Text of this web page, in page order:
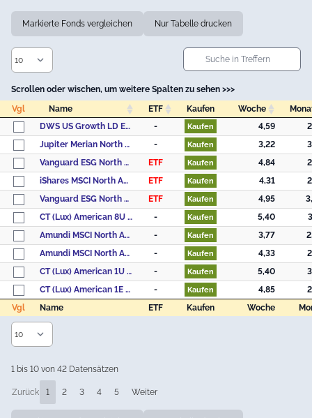
Markierte Fonds vergleichen Nur Tabelle drucken
Scrollen oder wischen, um weitere Spalten zu sehen >>>
Vgl
Name ETF Kaufen Woche
Vgl
Name ETF Kaufen Woche
Vgl Name ETF Kaufen Woche
DWS US Growth LD EUR - Kaufen 4,59
Jupiter Merian North American Equity Fund (IRL), L USD Acc
- Kaufen 3,22
Vanguard ESG North America All Cap UCITS ETF - (USD) Accumulating
ETF Kaufen 4,84
iShares MSCI North America UCITS ETF USD (Dist)
ETF Kaufen 4,31
Vanguard ESG North America All Cap UCITS ETF - (USD) Distributing
ETF Kaufen 4,95
CT (Lux) American 8U USD
- Kaufen 5,40
Amundi MSCI North America ESG Broad Transition - AE (C)
- Kaufen 3,77
Amundi MSCI North America ESG Broad Transition - AU (C)
- Kaufen 4,33
CT (Lux) American 1U USD
- Kaufen 5,40
CT (Lux) American 1E EUR
- Kaufen 4,85
Vgl
Name ETF Kaufen Woche
1 bis 10 von 42 Datensätzen
Zurück 1 2 3 4 5 Weiter